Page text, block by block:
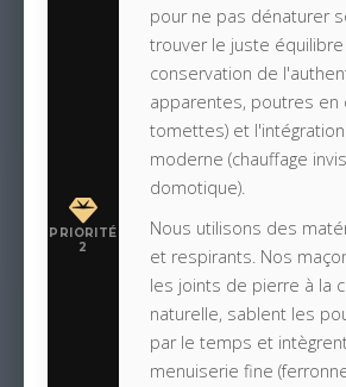
PRIORITÉ
2
pour ne pas dénaturer
trouver le juste
conservation de
apparentes, poutres en
tomettes) et
moderne (chauffage
domotique).
Nous utilisons des
et respirants. Nos
les joints de pierre à la
naturelle, sablent les
par le temps et
menuiserie fine